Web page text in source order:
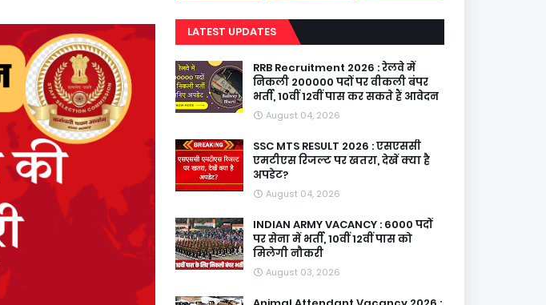
LATEST UPDATES
RRB Recruitment 2026 : रेलवे में
निकली 200000 पदों पर वीकली बंपर
भर्ती, 10वीं 12वीं पास कर सकते हैं आवेदन
August 04, 2026
SSC MTS RESULT 2026 : एसएससी
एमटीएस रिजल्ट पर खतरा, देखें क्या है
अपडेट?
August 04, 2026
INDIAN ARMY VACANCY : 6000 पदों
पर सेना में भर्ती, 10वीं 12वीं पास को
मिलेगी नौकरी
August 03, 2026